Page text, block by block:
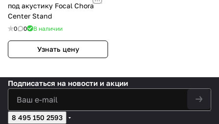
под акустику Focal Chora
Center Stand
0 0 В наличии
Узнать цену
Подписаться на новости и акции
8 495 150 2593